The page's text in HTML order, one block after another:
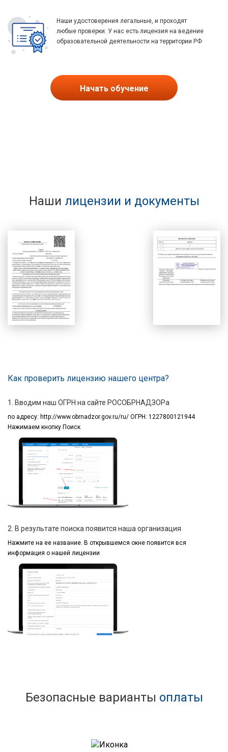
Наши удостоверения легальные, и проходят
любые проверки. У нас есть лицензия на ведение
образовательной деятельности на территории РФ
Начать обучение
Наши лицензии и документы
Как проверить лицензию нашего центра?
1. Вводим наш ОГРН на сайте РОСОБРНАДЗОРа
по адресу: http://www.obrnadzor.gov.ru/ru/ ОГРН: 1227800121944
Нажимаем кнопку Поиск
2. В результате поиска появится наша организация
Нажмите на ее название. В открывшемся окне появится вся
информация о нашей лицензии
Безопасные варианты оплаты